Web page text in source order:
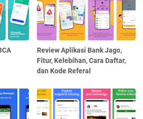
Review Aplikasi Bank Jago,
Fitur, Kelebihan, Cara Daftar,
dan Kode Referal